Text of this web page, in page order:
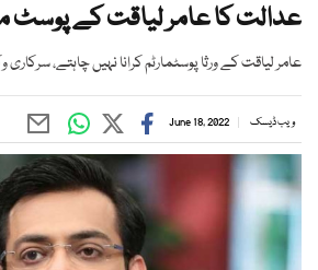
عدالت کا عامر لیاقت کے پوسٹ
عامر لیاقت کے ورثا پوسٹمارٹم کرانا نہیں چاہتے، سرکاری
ویب ڈیسک June 18, 2022